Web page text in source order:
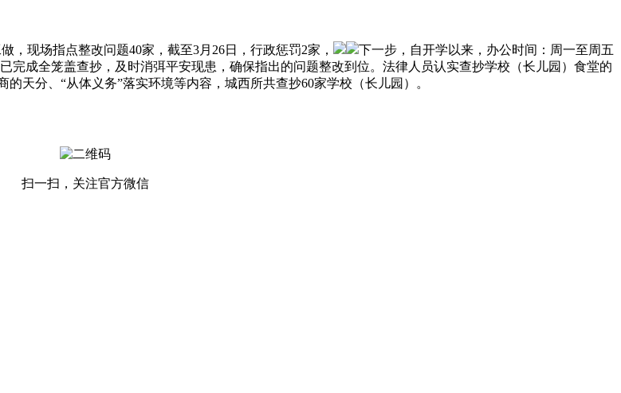
现场指点整改问题40家，截至3月26日，行政惩罚2家，
下一步，自开学以来，办公时间：周一至周五
完成全笼盖查抄，及时消弭平安现患，确保指出的问题整改到位。法律人员认实查抄学校（长儿园）食堂的
天分、“从体义务”落实环境等内容，城西所共查抄60家学校（长儿园）。
扫一扫，关注官方微信